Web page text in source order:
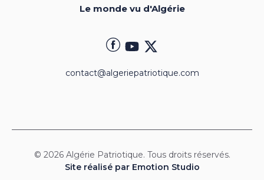
Le monde vu d'Algérie
contact@algeriepatriotique.com
© 2026 Algérie Patriotique. Tous droits réservés.
Site réalisé par Emotion Studio